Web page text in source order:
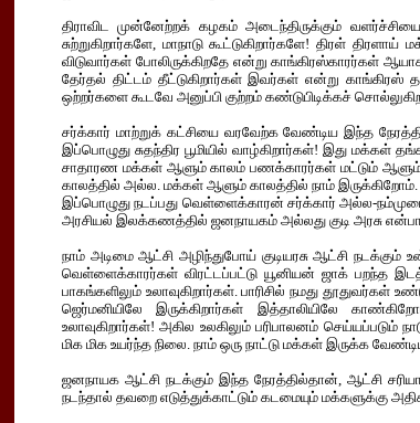
திராவிட முன்னேற்றக் கழகம் அடைந்திருக்கும்
சுற்றுகிறார்களே, மாநாடு கூட்டுகிறார்களே! திரள்
விடுவார்கள் போலிருக்கிறதே என்று காங்கிரஸ்காரர்கள்
தேர்தல் திட்டம் தீட்டுகிறார்கள் இவர்கள் என்று காங்கிரஸ்
ஒற்றர்களை கூடவே அனுப்பி குற்றம் கண்டுபிடிக்கச்
சர்க்கார் மாற்றுக் கட்சியை வரவேற்க வேண்டிய இந்த
இப்பொழுது சுதந்திர பூமியில் வாழ்கிறார்கள்! இது
சாதாரண மக்கள் ஆளும் காலம் பணக்காரர்கள் மட்டும்
காலத்தில் அல்ல. மக்கள் ஆளும் காலத்தில் நாம்
இப்பொழுது நடப்பது வெள்ளைக்காரன் சர்க்கார் அல்ல-
அரசியல் இலக்கணத்தில் ஜனநாயகம் அல்லது குடி அரசு
நாம் அடிமை ஆட்சி அழிந்துபோய் குடியரசு ஆட்சி
வெள்ளைக்காரர்கள் விரட்டப்பட்டு யூனியன் ஜாக் பறந்த
பாகங்களிலும் உலாவுகிறார்கள். பாரிசில் நமது தூதுவர்கள்
ஜெர்மனியிலே இருக்கிறார்கள் இத்தாலியிலே
உலாவுகிறார்கள்! அகில உலகிலும் பரிபாலனம் செய்யப்படும்
மிக மிக உயர்ந்த நிலை. நாம் ஒரு நாட்டு மக்கள் இருக்க
ஜனநாயக ஆட்சி நடக்கும் இந்த நேரத்தில்தான், ஆட்சி
நடந்தால் தவறை எடுத்துக்காட்டும் கடமையும் மக்களுக்கு